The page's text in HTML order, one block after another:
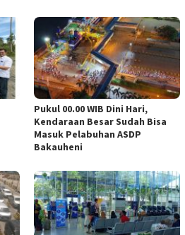
Pukul 00.00 WIB Dini Hari,
Kendaraan Besar Sudah Bisa
Masuk Pelabuhan ASDP
Bakauheni